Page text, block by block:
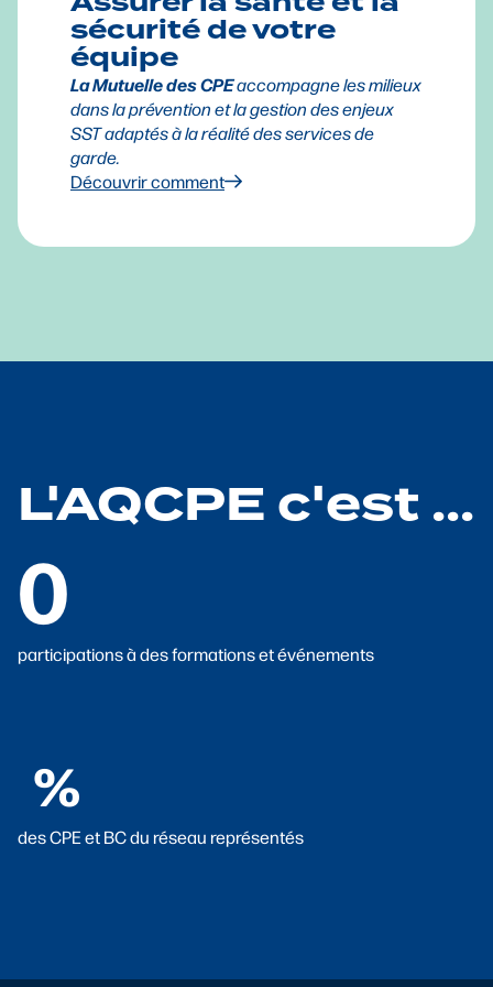
sécurité de votre
équipe
La Mutuelle des CPEaccompagne les milieux
dans la prévention et la gestion des enjeux
SST adaptés à la réalité des services de
garde.
Découvrir comment
L'AQCPE c'est ...
0
participations à des formations et événements
%
des CPE et BC du réseau représentés